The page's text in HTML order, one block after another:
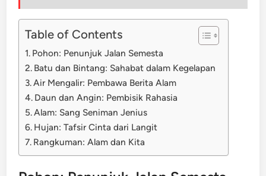
Table of Contents
Pohon: Penunjuk Jalan Semesta
Batu dan Bintang: Sahabat dalam Kegelapan
Air Mengalir: Pembawa Berita Alam
Daun dan Angin: Pembisik Rahasia
Alam: Sang Seniman Jenius
Hujan: Tafsir Cinta dari Langit
Rangkuman: Alam dan Kita